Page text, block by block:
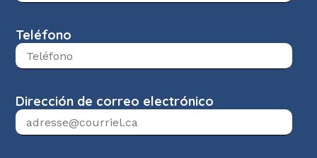
Teléfono
Dirección de correo electrónico